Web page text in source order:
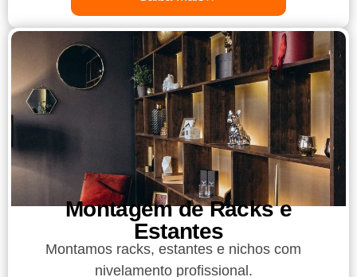
Montagem de Racks e
Estantes
Montamos racks, estantes e nichos com
nivelamento profissional.